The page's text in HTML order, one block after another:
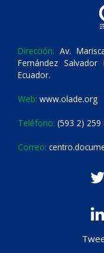
Dirección: Av.
Fernández
Ecuador.
Web: www.olade.org
Teléfono: (593 2) 259
Correo: